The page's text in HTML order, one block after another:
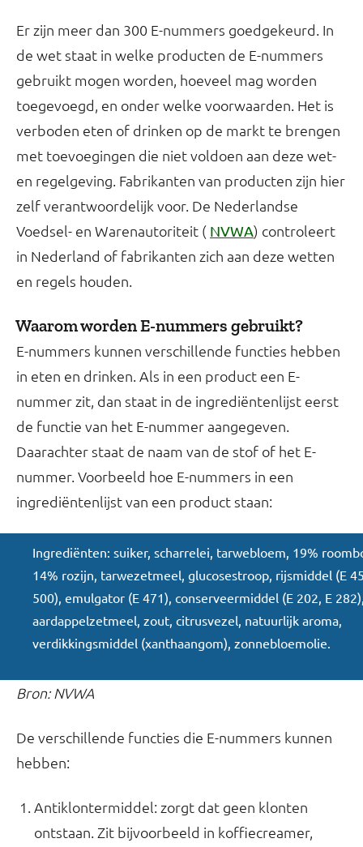
Er zijn meer dan 300 E-nummers goedgekeurd. In
de wet staat in welke producten de E-nummers
gebruikt mogen worden, hoeveel mag worden
toegevoegd, en onder welke voorwaarden. Het is
verboden eten of drinken op de markt te brengen
met toevoegingen die niet voldoen aan deze wet-
en regelgeving. Fabrikanten van producten zijn hier
zelf verantwoordelijk voor. De Nederlandse
Voedsel- en Warenautoriteit ( NVWA) controleert
in Nederland of fabrikanten zich aan deze wetten
en regels houden.
Waarom worden E-nummers gebruikt?
E-nummers kunnen verschillende functies hebben
in eten en drinken. Als in een product een E-
nummer zit, dan staat in de ingrediëntenlijst eerst
de functie van het E-nummer aangegeven.
Daarachter staat de naam van de stof of het E-
nummer. Voorbeeld hoe E-nummers in een
ingrediëntenlijst van een product staan:
Ingrediënten: suiker, scharrelei, tarwebloem, 19%
14% rozijn, tarwezetmeel, glucosestroop, rijsmiddel (E
500), emulgator (E 471), conserveermiddel (E 202, E
aardappelzetmeel, zout, citrusvezel, natuurlijk aroma,
verdikkingsmiddel (xanthaangom), zonnebloemolie.
Bron: NVWA
De verschillende functies die E-nummers kunnen
hebben:
Antiklontermiddel: zorgt dat geen klonten
ontstaan. Zit bijvoorbeeld in koffiecreamer,